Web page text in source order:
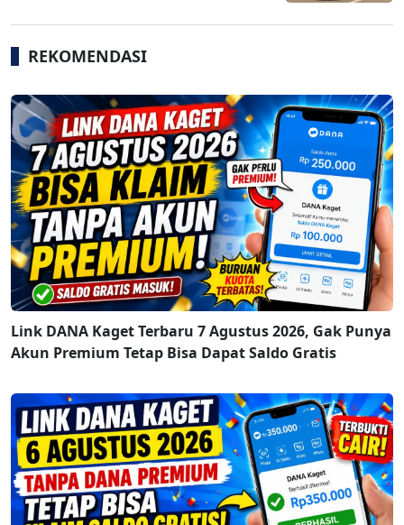
REKOMENDASI
Link DANA Kaget Terbaru 7 Agustus 2026, Gak Punya
Akun Premium Tetap Bisa Dapat Saldo Gratis